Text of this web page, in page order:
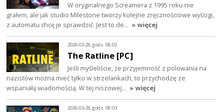
W oryginalnego Screamera z 1995 roku nie
grałem, ale jak studio Milestone tworzy kolejne zręcznościowe wyścigi,
z automatu chcę je sprawdzić. Jest to de… » więcej
2026-03-28, godz. 08:02
The Ratline [PC]
Jeśli myśleliście, że przyjemność z polowania na
nazistów można mieć tylko w strzelankach, to przychodzę ze
wspaniałą wiadomością. W tej niszowej… » więcej
2026-03-28, godz. 08:03